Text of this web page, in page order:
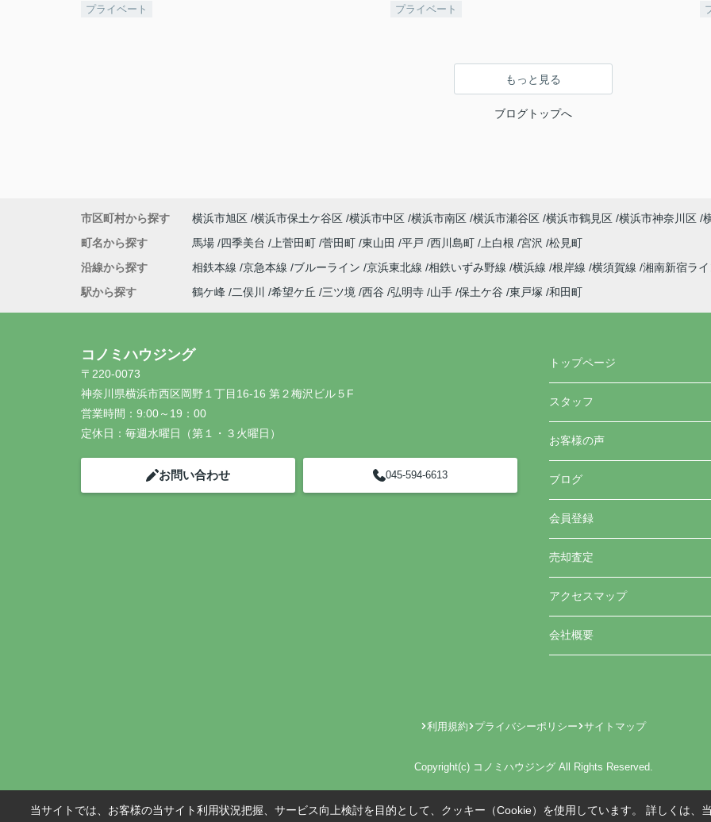
プライベート プライベート
もっと見る
ブログトップへ
市区町村から探す 横浜市旭区 横浜市保土ケ谷区 横浜市中区 横浜市南区 横浜市瀬谷区 横浜市鶴見区 横浜市神奈川区
町名から探す
馬場 四季美台 上菅田町 菅田町 東山田 平戸 西川島町 上白根 宮沢
松見町
沿線から探す
相鉄本線 京急本線 ブルーライン 京浜東北線 相鉄いずみ野線 横浜線 根岸線 横須賀線 湘南新宿ラ
駅から探す
鶴ケ峰 二俣川 希望ケ丘 三ツ境 西谷 弘明寺 山手 保土ケ谷 東戸塚 和田町
コノミハウジング
〒220-0073
神奈川県横浜市西区岡野１丁目16-16 第２梅沢ビル５F
営業時間： 9:00～19：00
定休日： 毎週水曜日（第１・３火曜日）
お問い合わせ 045-594-6613
トップページ
スタッフ
お客様の声
ブログ
会員登録
売却査定
アクセスマップ
会社概要
利用規約 プライバシーポリシー サイトマップ
Copyright(c) コノミハウジング All Rights Reserved.
当サイトでは、お客様の当サイト利用状況把握、サービス向上検討を目的として、クッキー（Cookie）を使用しています。 詳しくは、